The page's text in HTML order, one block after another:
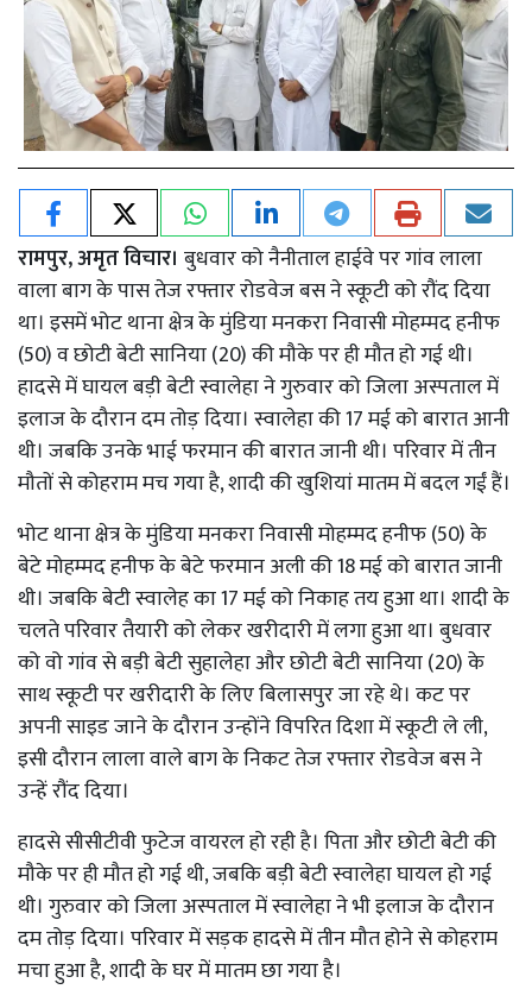
रामपुर, अमृत विचार। बुधवार को नैनीताल हाईवे पर गांव लाला
वाला बाग के पास तेज रफ्तार रोडवेज बस ने स्कूटी को रौंद दिया
था। इसमें भोट थाना क्षेत्र के मुंडिया मनकरा निवासी मोहम्मद हनीफ
(50) व छोटी बेटी सानिया (20) की मौके पर ही मौत हो गई थी।
हादसे में घायल बड़ी बेटी स्वालेहा ने गुरुवार को जिला अस्पताल में
इलाज के दौरान दम तोड़ दिया। स्वालेहा की 17 मई को बारात आनी
थी। जबकि उनके भाई फरमान की बारात जानी थी। परिवार में तीन
मौतों से कोहराम मच गया है, शादी की खुशियां मातम में बदल गईं हैं।
भोट थाना क्षेत्र के मुंडिया मनकरा निवासी मोहम्मद हनीफ (50) के
बेटे मोहम्मद हनीफ के बेटे फरमान अली की 18 मई को बारात जानी
थी। जबकि बेटी स्वालेह का 17 मई को निकाह तय हुआ था। शादी के
चलते परिवार तैयारी को लेकर खरीदारी में लगा हुआ था। बुधवार
को वो गांव से बड़ी बेटी सुहालेहा और छोटी बेटी सानिया (20) के
साथ स्कूटी पर खरीदारी के लिए बिलासपुर जा रहे थे। कट पर
अपनी साइड जाने के दौरान उन्होंने विपरित दिशा में स्कूटी ले ली,
इसी दौरान लाला वाले बाग के निकट तेज रफ्तार रोडवेज बस ने
उन्हें रौंद दिया।
हादसे सीसीटीवी फुटेज वायरल हो रही है। पिता और छोटी बेटी की
मौके पर ही मौत हो गई थी, जबकि बड़ी बेटी स्वालेहा घायल हो गई
थी। गुरुवार को जिला अस्पताल में स्वालेहा ने भी इलाज के दौरान
दम तोड़ दिया। परिवार में सड़क हादसे में तीन मौत होने से कोहराम
मचा हुआ है, शादी के घर में मातम छा गया है।